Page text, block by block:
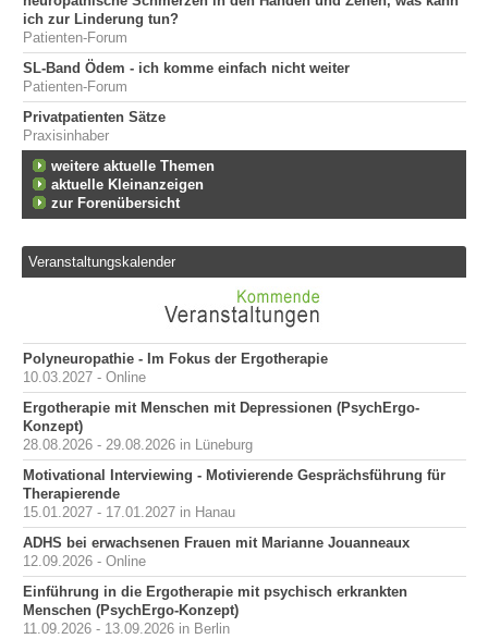
ich zur Linderung tun?
Patienten-Forum
SL-Band Ödem - ich komme einfach nicht weiter
Patienten-Forum
Privatpatienten Sätze
Praxisinhaber
weitere aktuelle Themen
aktuelle Kleinanzeigen
zur Forenübersicht
Veranstaltungskalender
Polyneuropathie - Im Fokus der Ergotherapie
10.03.2027 - Online
Ergotherapie mit Menschen mit Depressionen (PsychErgo-
Konzept)
28.08.2026 - 29.08.2026 in Lüneburg
Motivational Interviewing - Motivierende Gesprächsführung für
Therapierende
15.01.2027 - 17.01.2027 in Hanau
ADHS bei erwachsenen Frauen mit Marianne Jouanneaux
12.09.2026 - Online
Einführung in die Ergotherapie mit psychisch erkrankten
Menschen (PsychErgo-Konzept)
11.09.2026 - 13.09.2026 in Berlin